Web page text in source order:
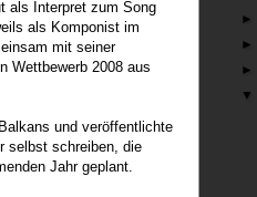
als Interpret zum Song
als Komponist im
mit seiner
Wettbewerb 2008 aus
und veröffentlichte
selbst schreiben, die
Jahr geplant.
►
►
►
▼